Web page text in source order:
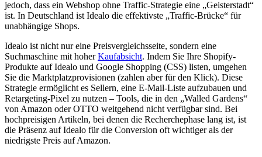
jedoch, dass ein Webshop ohne Traffic-Strategie eine „Geisterstadt“
ist. In Deutschland ist Idealo die effektivste „Traffic-Brücke“ für
unabhängige Shops.
Idealo ist nicht nur eine Preisvergleichsseite, sondern eine
Suchmaschine mit hoherKaufabsicht. Indem Sie Ihre Shopify-
Produkte auf Idealo und Google Shopping (CSS) listen, umgehen
Sie die Marktplatzprovisionen (zahlen aber für den Klick). Diese
Strategie ermöglicht es Sellern, eine E-Mail-Liste aufzubauen und
Retargeting-Pixel zu nutzen – Tools, die in den „Walled Gardens“
von Amazon oder OTTO weitgehend nicht verfügbar sind. Bei
hochpreisigen Artikeln, bei denen die Recherchephase lang ist, ist
die Präsenz auf Idealo für die Conversion oft wichtiger als der
niedrigste Preis auf Amazon.